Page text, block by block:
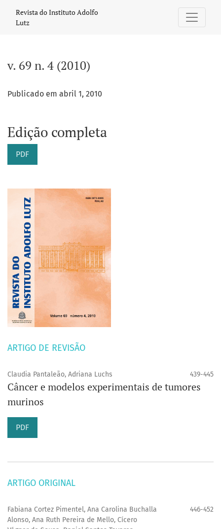
Revista do Instituto Adolfo
Lutz
v. 69 n. 4 (2010)
Publicado em abril 1, 2010
Edição completa
PDF
ARTIGO DE REVISÃO
Claudia Pantaleão, Adriana Luchs 439-445
Câncer e modelos experimentais de tumores
murinos
PDF
ARTIGO ORIGINAL
Fabiana Cortez Pimentel, Ana Carolina Buchalla
Alonso, Ana Ruth Pereira de Mello, Cícero
446-452